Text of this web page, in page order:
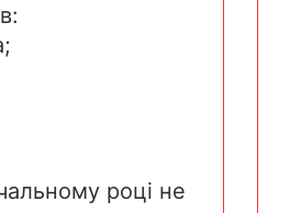
році не